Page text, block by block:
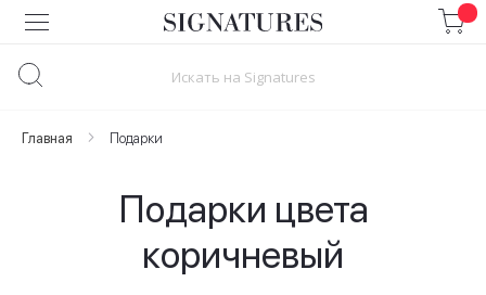
Skip
to
Главная Подарки
Подарки цвета
коричневый